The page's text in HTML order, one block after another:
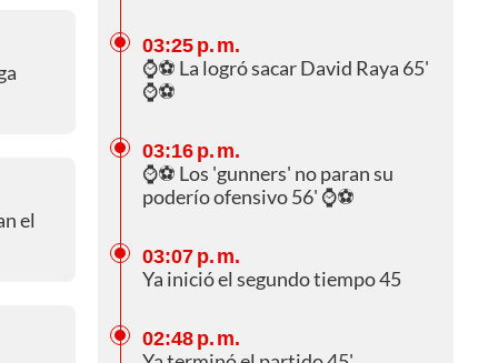
el
03:25 p. m.
⌚⚽ La logró sacar David Raya 65'
⌚⚽
03:16 p. m.
⌚⚽ Los 'gunners' no paran su
poderío ofensivo 56' ⌚⚽
03:07 p. m.
Ya inició el segundo tiempo 45
02:48 p. m.